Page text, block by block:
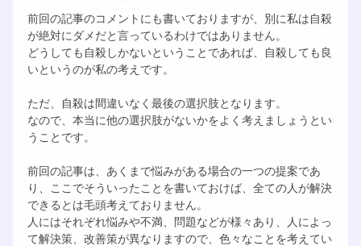
前回の記事のコメントにも書いておりますが、別に私は自殺
が絶対にダメだと言っているわけではありません。
どうしても自殺しかないということであれば、自殺しても良
いというのが私の考えです。
ただ、自殺は間違いなく最後の選択肢となります。
なので、本当に他の選択肢がないかをよく考えましょうとい
うことです。
前回の記事は、あくまで悩みがある場合の一つの提案であ
り、ここでそういったことを書いておけば、全ての人が解決
できるとは毛頭考えておりません。
人にはそれぞれ悩みや不満、問題などが様々あり、人によっ
て解決策、改善策が異なりますので、色々なことを考えてい